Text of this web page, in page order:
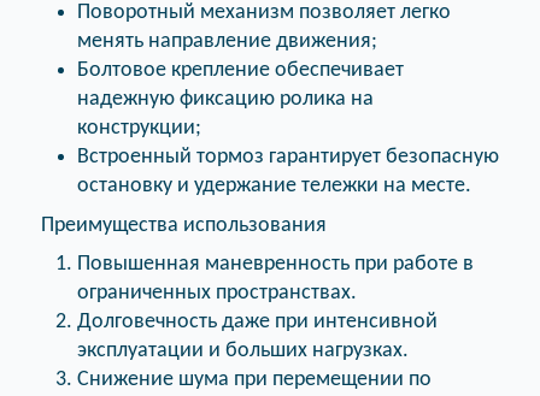
Поворотный механизм позволяет легко
менять направление движения;
Болтовое крепление обеспечивает
надежную фиксацию ролика на
конструкции;
Встроенный тормоз гарантирует безопасную
остановку и удержание тележки на месте.
Преимущества использования
Повышенная маневренность при работе в
ограниченных пространствах.
Долговечность даже при интенсивной
эксплуатации и больших нагрузках.
Снижение шума при перемещении по